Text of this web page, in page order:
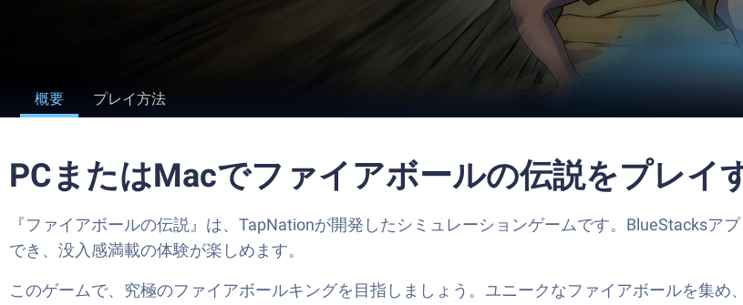
概要 プレイ方法
PCまたはMacでファイアボールの伝説をプレイ
『ファイアボールの伝説』は、TapNationが開発したシミュレーションゲームです。BlueStacksア
でき、没入感満載の体験が楽しめます。
このゲームで、究極のファイアボールキングを目指しましょう。ユニークなファイアボールを集め